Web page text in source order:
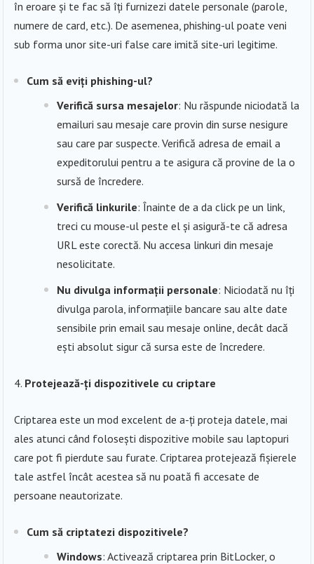
în eroare și te fac să îți furnizezi datele personale (parole,
numere de card, etc.). De asemenea, phishing-ul poate veni
sub forma unor site-uri false care imită site-uri legitime.
Cum să eviți phishing-ul?
Verifică sursa mesajelor: Nu răspunde niciodată la
emailuri sau mesaje care provin din surse nesigure
sau care par suspecte. Verifică adresa de email a
expeditorului pentru a te asigura că provine de la o
sursă de încredere.
Verifică linkurile: Înainte de a da click pe un link,
treci cu mouse-ul peste el și asigură-te că adresa
URL este corectă. Nu accesa linkuri din mesaje
nesolicitate.
Nu divulga informații personale: Niciodată nu îți
divulga parola, informațiile bancare sau alte date
sensibile prin email sau mesaje online, decât dacă
ești absolut sigur că sursa este de încredere.
Protejează-ți dispozitivele cu criptare
Criptarea este un mod excelent de a-ți proteja datele, mai
ales atunci când folosești dispozitive mobile sau laptopuri
care pot fi pierdute sau furate. Criptarea protejează fișierele
tale astfel încât acestea să nu poată fi accesate de
persoane neautorizate.
Cum să criptatezi dispozitivele?
Windows: Activează criptarea prin BitLocker, o